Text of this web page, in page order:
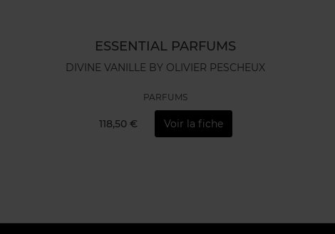
ESSENTIAL PARFUMS
DIVINE VANILLE BY OLIVIER PESCHEUX
PARFUMS
118,50 € Voir la fiche